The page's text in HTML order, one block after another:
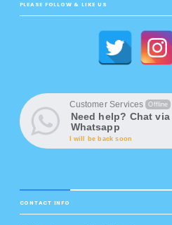
PLEASE FOLLOW & LIKE US
Customer Services Offline
Need help? Chat via
Whatsapp
I will be back soon
CONTACT INFO